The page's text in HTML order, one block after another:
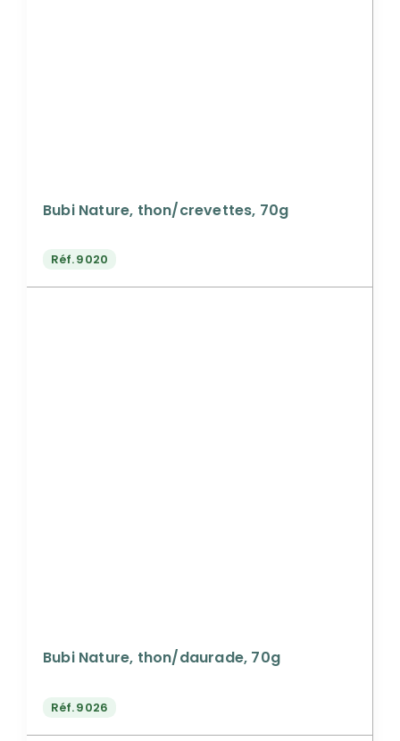
Bubi Nature, thon/crevettes, 70g
Réf.9020
Bubi Nature, thon/daurade, 70g
Réf.9026